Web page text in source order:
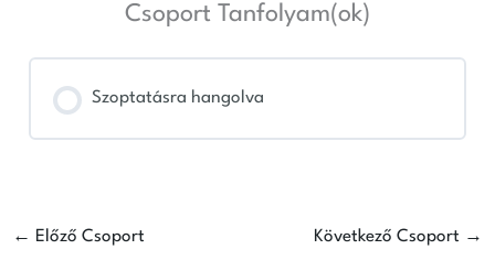
Csoport Tanfolyam(ok)
Szoptatásra hangolva
← Előző Csoport Következő Csoport →